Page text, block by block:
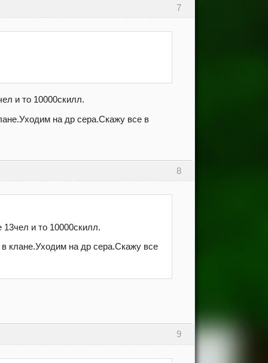
7
и то 10000скилл.
на др сера.Скажу все в
8
и то 10000скилл.
в клане.Уходим на др сера.Скажу все
9